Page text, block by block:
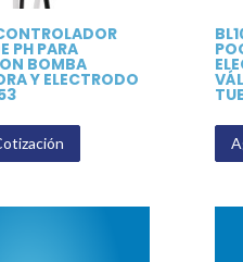
PH PARA
BOMBA
Y ELECTRODO